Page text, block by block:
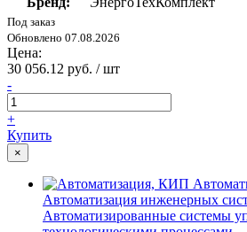
Под заказ
Обновлено 07.08.2026
Цена:
30 056.12 руб. / шт
-
+
Купить
×
Автоматизация инженерных
Автоматизированные системы